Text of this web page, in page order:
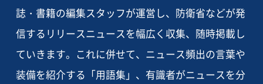
誌・書籍の編集スタッフが運営し、防衛省などが発
信するリリースニュースを幅広く収集、随時掲載し
ていきます。これに併せて、ニュース頻出の言葉や
装備を紹介する「用語集」、有識者がニュースを分